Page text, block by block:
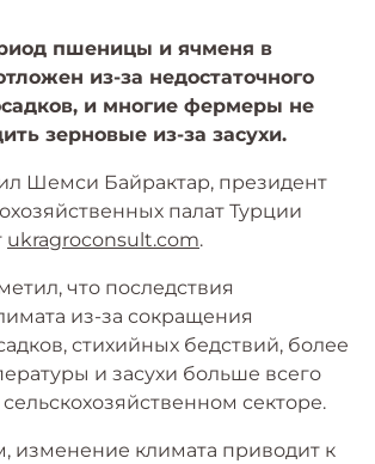
пшеницы и ячменя в
из-за недостаточного
и многие фермеры не
зерновые из-за засухи.
Шемси Байрактар, президент
палат Турции
ukragroconsult.com.
что последствия
из-за сокращения
стихийных бедствий, более
и засухи больше всего
секторе.
изменение климата приводит к